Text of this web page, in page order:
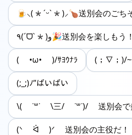
🍺⸜(*ˊᵕˋ*)⸝🍗送別会のごち
٩(ˊᗜˋ*)و🎉送別会を楽しもう！
( •ω• )/ｻﾖｳﾅﾗ (；∇；)/
(;_;)ﾉ”ばいばい
\( ˙꒳​˙ \三/ ˙꒳​˙)/ 送別会で
(ᐠ ᐛ )ᐟ 送別会の主役だ！